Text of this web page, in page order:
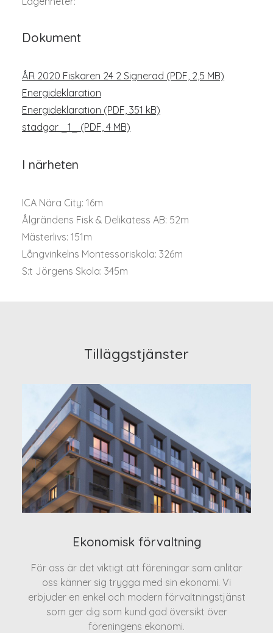
Dokument
ÅR 2020 Fiskaren 24 2 Signerad (PDF, 2,5 MB)
Energideklaration
Energideklaration (PDF, 351 kB)
stadgar _1_ (PDF, 4 MB)
I närheten
ICA Nära City: 16m
Ålgrändens Fisk & Delikatess AB: 52m
Mästerlivs: 151m
Långvinkelns Montessoriskola: 326m
S:t Jörgens Skola: 345m
Tilläggstjänster
Ekonomisk förvaltning
För oss är det viktigt att föreningar som anlitar
oss känner sig trygga med sin ekonomi. Vi
erbjuder en enkel och modern förvaltningstjänst
som ger dig som kund god översikt över
föreningens ekonomi.